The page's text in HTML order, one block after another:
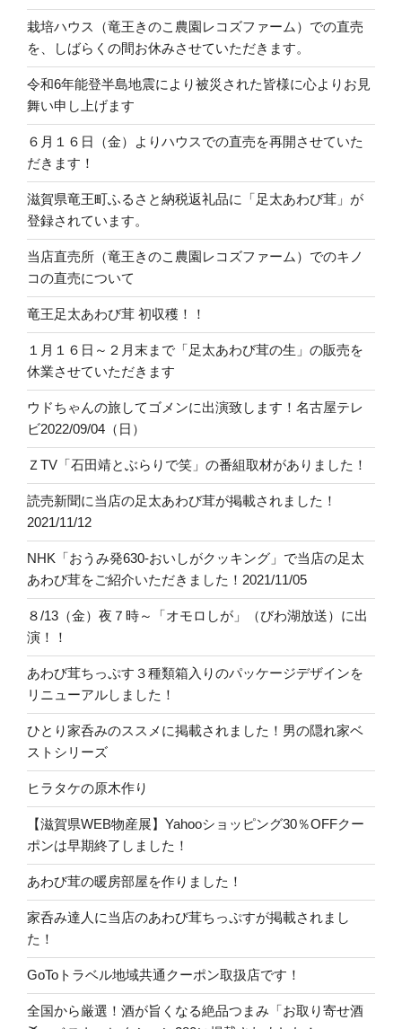
栽培ハウス（竜王きのこ農園レコズファーム）での直売
を、しばらくの間お休みさせていただきます。
令和6年能登半島地震により被災された皆様に心よりお見
舞い申し上げます
６月１６日（金）よりハウスでの直売を再開させていた
だきます！
滋賀県竜王町ふるさと納税返礼品に「足太あわび茸」が
登録されています。
当店直売所（竜王きのこ農園レコズファーム）でのキノ
コの直売について
竜王足太あわび茸 初収穫！！
１月１６日～２月末まで「足太あわび茸の生」の販売を
休業させていただきます
ウドちゃんの旅してゴメンに出演致します！名古屋テレ
ビ2022/09/04（日）
ＺTV「石田靖とぶらりで笑」の番組取材がありました！
読売新聞に当店の足太あわび茸が掲載されました！
2021/11/12
NHK「おうみ発630-おいしがクッキング」で当店の足太
あわび茸をご紹介いただきました！2021/11/05
８/13（金）夜７時～「オモロしが」（びわ湖放送）に出
演！！
あわび茸ちっぷす３種類箱入りのパッケージデザインを
リニューアルしました！
ひとり家呑みのススメに掲載されました！男の隠れ家ベ
ストシリーズ
ヒラタケの原木作り
【滋賀県WEB物産展】Yahooショッピング30％OFFクー
ポンは早期終了しました！
あわび茸の暖房部屋を作りました！
家呑み達人に当店のあわび茸ちっぷすが掲載されまし
た！
GoToトラベル地域共通クーポン取扱店です！
全国から厳選！酒が旨くなる絶品つまみ「お取り寄せ酒